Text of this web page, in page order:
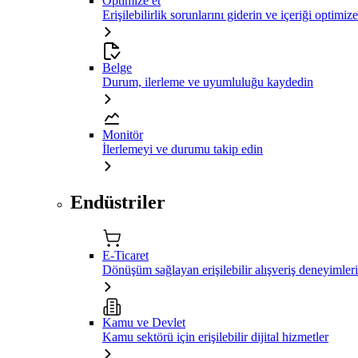
Erişilebilirlik sorunlarını giderin ve içeriği
Belge
Durum, ilerleme ve uyumluluğu kaydedin
Monitör
İlerlemeyi ve durumu takip edin
Endüstriler
E-Ticaret
Dönüşüm sağlayan erişilebilir alışveriş deneyimleri
Kamu ve Devlet
Kamu sektörü için erişilebilir dijital hizmetler